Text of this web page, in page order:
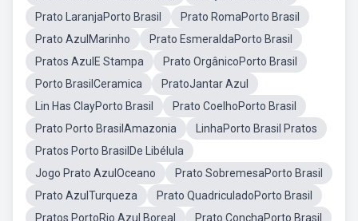
Prato LaranjaPorto Brasil
Prato RomaPorto Brasil
Prato AzulMarinho
Prato EsmeraldaPorto Brasil
Pratos AzulE Stampa
Prato OrgânicoPorto Brasil
Porto BrasilCeramica
PratoJantar Azul
Lin Has ClayPorto Brasil
Prato CoelhoPorto Brasil
Prato Porto BrasilAmazonia
LinhaPorto Brasil Pratos
Pratos Porto BrasilDe Libélula
Jogo Prato AzulOceano
Prato SobremesaPorto Brasil
Prato AzulTurqueza
Prato QuadriculadoPorto Brasil
Pratos PortoRio Azul Boreal
Prato ConchaPorto Brasil